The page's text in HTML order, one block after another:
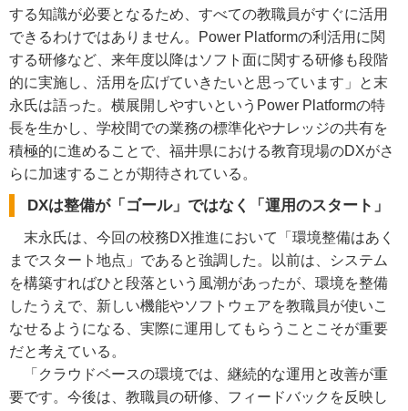
する知識が必要となるため、すべての教職員がすぐに活用
できるわけではありません。Power Platformの利活用に関
する研修など、来年度以降はソフト面に関する研修も段階
的に実施し、活用を広げていきたいと思っています」と末
永氏は語った。横展開しやすいというPower Platformの特
長を生かし、学校間での業務の標準化やナレッジの共有を
積極的に進めることで、福井県における教育現場のDXがさ
らに加速することが期待されている。
DXは整備が「ゴール」ではなく「運用のスタート」
末永氏は、今回の校務DX推進において「環境整備はあく
までスタート地点」であると強調した。以前は、システム
を構築すればひと段落という風潮があったが、環境を整備
したうえで、新しい機能やソフトウェアを教職員が使いこ
なせるようになる、実際に運用してもらうことこそが重要
だと考えている。
「クラウドベースの環境では、継続的な運用と改善が重
要です。今後は、教職員の研修、フィードバックを反映し